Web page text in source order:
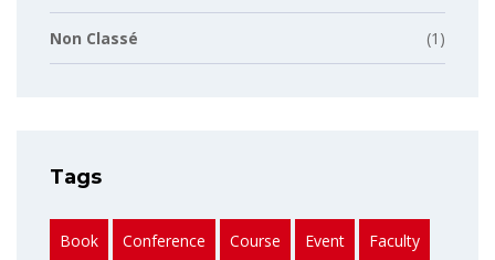
Non Classé (1)
Tags
Book Conference Course Event Faculty